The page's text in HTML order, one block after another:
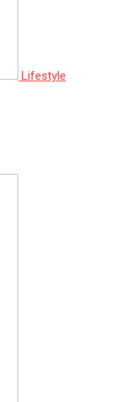
Lifestyle